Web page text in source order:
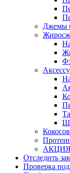
Джемы
Отследить
Проверка